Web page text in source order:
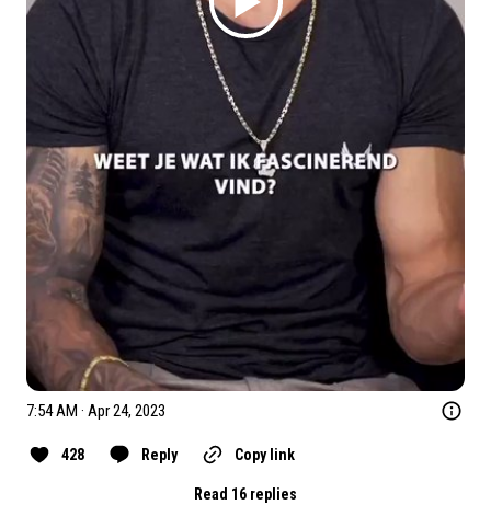
7:54 AM · Apr 24, 2023
428 Reply Copy link
Read 16 replies